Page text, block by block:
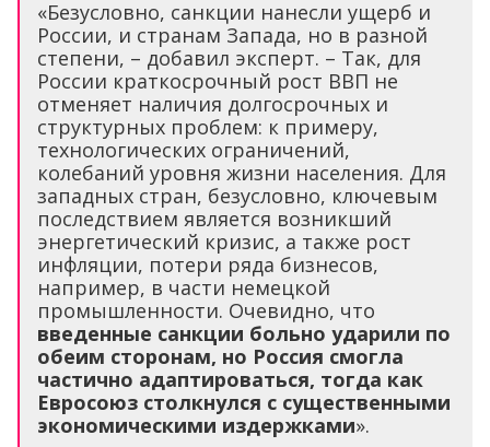
«Безусловно, санкции нанесли ущерб и
России, и странам Запада, но в разной
степени, – добавил эксперт. – Так, для
России краткосрочный рост ВВП не
отменяет наличия долгосрочных и
структурных проблем: к примеру,
технологических ограничений,
колебаний уровня жизни населения. Для
западных стран, безусловно, ключевым
последствием является возникший
энергетический кризис, а также рост
инфляции, потери ряда бизнесов,
например, в части немецкой
промышленности. Очевидно, что
введенные санкции больно ударили по
обеим сторонам, но Россия смогла
частично адаптироваться, тогда как
Евросоюз столкнулся с существенными
экономическими издержками».